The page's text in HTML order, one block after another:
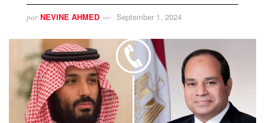
par NEVINE AHMED September 1, 2024